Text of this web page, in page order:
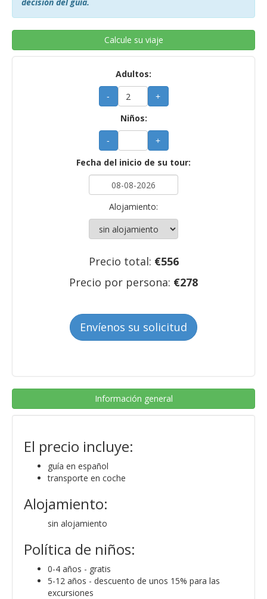
Calcule su viaje
Adultos:
- +
Niños:
- +
Fecha del inicio de su tour:
Alojamiento:
Precio total: €556
Precio por persona: €278
Envíenos su solicitud
Información general
El precio incluye:
guía en español
transporte en coche
Alojamiento:
sin alojamiento
Política de niños:
0-4 años - gratis
5-12 años - descuento de unos 15% para las
excursiones